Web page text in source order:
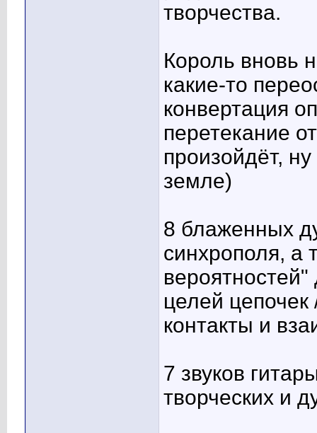
творчества.
Король вновь
какие-то
конвертация
перетекание
произойдёт,
земле)
8 блаженных
синхрополя, а
целей
контакты и
7 звуков
творческих и